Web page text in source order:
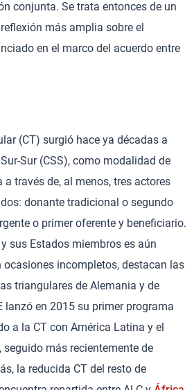
conjunta. Se trata entonces de un
más amplia sobre el
en el marco del acuerdo entre
(CT) surgió hace ya décadas a
Sur (CSS), como modalidad de
través de, al menos, tres actores
donante tradicional o segundo
o primer oferente y beneficiario.
sus Estados miembros es aún
incompletos, destacan las
triangulares de Alemania y de
lanzó en 2015 su primer programa
a la CT con América Latina y el
seguido más recientemente de
la reducida CT del resto de